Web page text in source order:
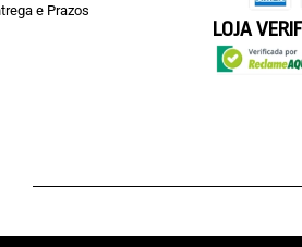
e Prazos
LOJA